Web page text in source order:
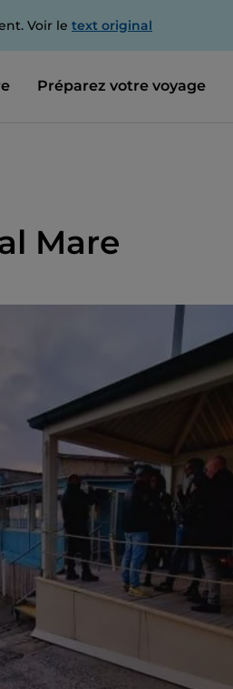
Voir le text original
Préparez votre voyage
Mare